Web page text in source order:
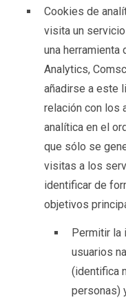
Cookies de
visita un
una herramienta
Analytics,
añadirse a este
relación con los
analítica en el
que sólo se
visitas a los
identificar de
objetivos
Permitir la
usuarios
(identifica
personas)